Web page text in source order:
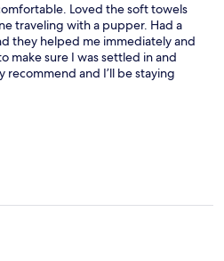
Loved the soft towels
traveling with a pupper. Had a
they helped me immediately and
make sure I was settled in and
and I’ll be staying